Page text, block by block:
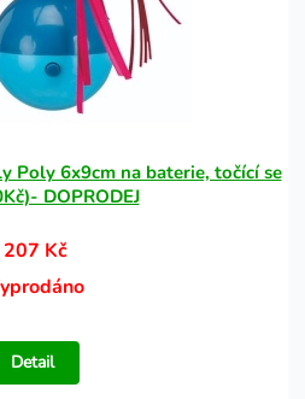
Poly 6x9cm na baterie, točící se
DOPRODEJ
207 Kč
Detail